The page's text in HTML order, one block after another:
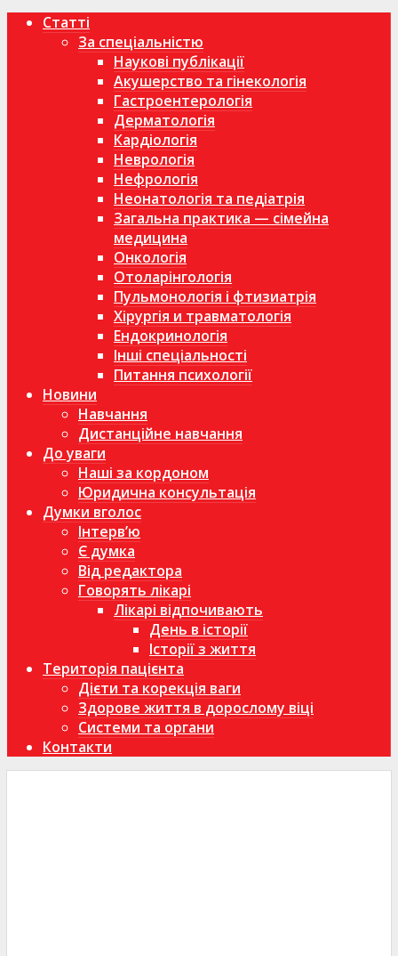
Статті
За спеціальністю
Наукові публікації
Акушерство та гінекологія
Гастроентерологія
Дерматологія
Кардіологія
Неврологія
Нефрологія
Неонатологія та педіатрія
Загальна практика — сімейна
медицина
Онкологія
Отоларінгологія
Пульмонологія і фтизиатрія
Хірургія и травматологія
Ендокринологія
Інші спеціальності
Питання психології
Новини
Навчання
Дистанційне навчання
До уваги
Наші за кордоном
Юридична консультація
Думки вголос
Інтерв’ю
Є думка
Від редактора
Говорять лікарі
Лікарі відпочивають
День в історії
Історії з життя
Територія пацієнта
Дієти та корекція ваги
Здорове життя в дорослому віці
Системи та органи
Контакти